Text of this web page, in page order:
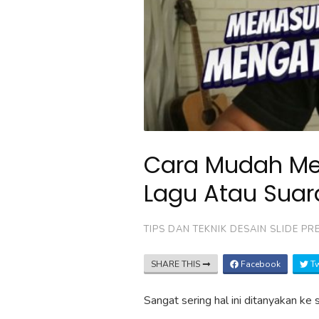
Cara Mudah
Lagu Atau
TIPS DAN TEKNIK DESAIN SLIDE
SHARE THIS Facebook
Sangat sering hal ini ditanyakan ke